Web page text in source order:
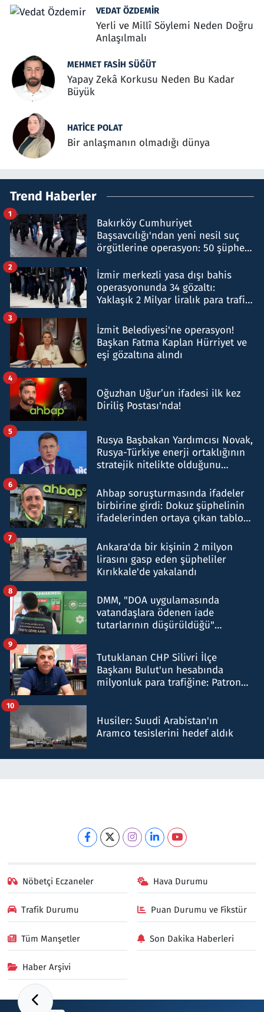
VEDAT ÖZDEMIR
Yerli ve Millî Söylemi Neden Doğru
Anlaşılmalı
MEHMET FASIH SÜĞÜT
Yapay Zekâ Korkusu Neden Bu Kadar
Büyük
HATICE POLAT
Bir anlaşmanın olmadığı dünya
Trend Haberler
Bakırköy Cumhuriyet
Başsavcılığı'ndan yeni nesil suç
örgütlerine operasyon: 50 şüpheli
1
İzmir merkezli yasa dışı bahis
operasyonunda 34 gözaltı:
Yaklaşık 2 Milyar liralık para trafiği
2
İzmit Belediyesi'ne operasyon!
Başkan Fatma Kaplan Hürriyet ve
eşi gözaltına alındı
3
Oğuzhan Uğur’un ifadesi ilk kez
Diriliş Postası'nda!
4
Rusya Başbakan Yardımcısı Novak,
Rusya-Türkiye enerji ortaklığının
stratejik nitelikte olduğunu
5
Ahbap soruşturmasında ifadeler
birbirine girdi: Dokuz şüphelinin
ifadelerinden ortaya çıkan tablo
6
Ankara'da bir kişinin 2 milyon
lirasını gasp eden şüpheliler
Kırıkkale'de yakalandı
7
DMM, "DOA uygulamasında
vatandaşlara ödenen iade
tutarlarının düşürüldüğü"
8
Tutuklanan CHP Silivri İlçe
Başkanı Bulut'un hesabında
milyonluk para trafiğine: Patron
9
Husiler: Suudi Arabistan'ın
Aramco tesislerini hedef aldık
10
Nöbetçi Eczaneler Hava Durumu
Trafik Durumu Puan Durumu ve Fikstür
Tüm Manşetler Son Dakika Haberleri
Haber Arşivi